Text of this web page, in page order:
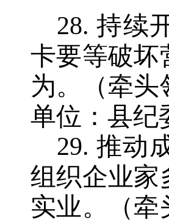
28.持续
卡要等破坏
为。
（牵
单位：县纪
29.推动
组织企业家
实业。
（